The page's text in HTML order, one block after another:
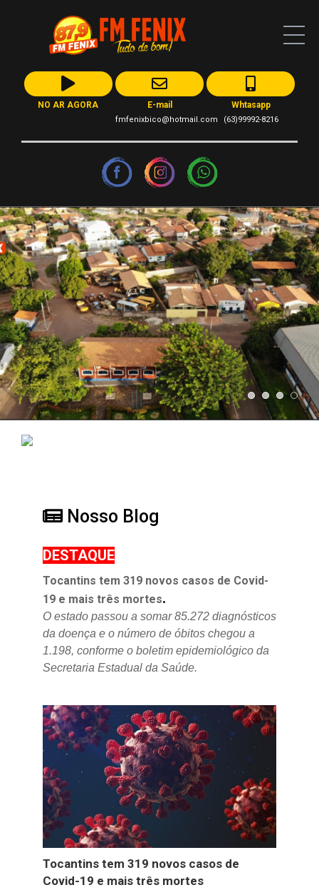
NO AR AGORA E-mail
fmfenixbico@hotmail.com
Whtasapp
(63)99992-8216
Nosso Blog
DESTAQUE
Tocantins tem 319 novos casos de Covid-
19 e mais três mortes.
O estado passou a somar 85.272 diagnósticos
da doença e o número de óbitos chegou a
1.198, conforme o boletim epidemiológico da
Secretaria Estadual da Saúde.
Tocantins tem 319 novos casos de
Covid-19 e mais três mortes